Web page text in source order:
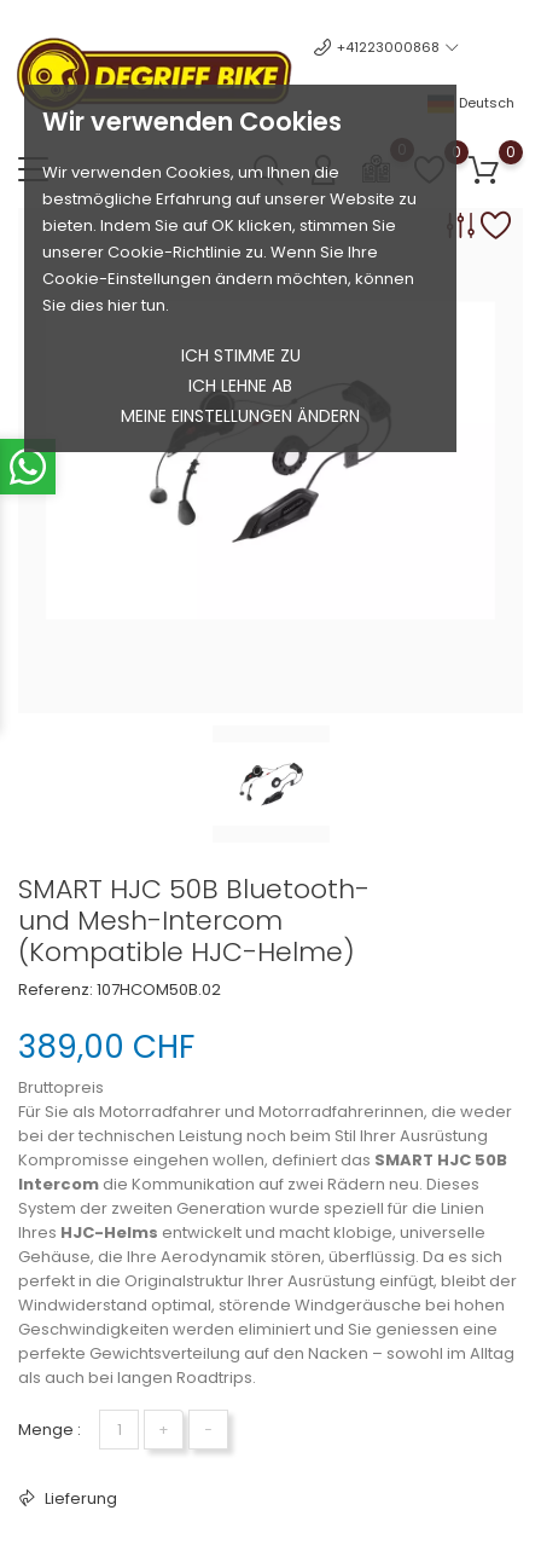
Wir verwenden Cookies
Wir verwenden Cookies, um Ihnen die
bestmögliche Erfahrung auf unserer Website zu
bieten. Indem Sie auf OK klicken, stimmen Sie
unserer Cookie-Richtlinie zu. Wenn Sie Ihre
Cookie-Einstellungen ändern möchten, können
Sie dies hier tun.
ICH STIMME ZU
ICH LEHNE AB
MEINE EINSTELLUNGEN ÄNDERN
+41223000868
Deutsch
0 0
SMART HJC 50B Bluetooth-
und Mesh-Intercom
(Kompatible HJC-Helme)
Referenz: 107HCOM50B.02
389,00 CHF
Bruttopreis
Für Sie als Motorradfahrer und Motorradfahrerinnen, die weder
bei der technischen Leistung noch beim Stil Ihrer Ausrüstung
Kompromisse eingehen wollen, definiert das SMART HJC 50B
Intercom die Kommunikation auf zwei Rädern neu. Dieses
System der zweiten Generation wurde speziell für die Linien
Ihres HJC-Helms entwickelt und macht klobige, universelle
Gehäuse, die Ihre Aerodynamik stören, überflüssig. Da es sich
perfekt in die Originalstruktur Ihrer Ausrüstung einfügt, bleibt der
Windwiderstand optimal, störende Windgeräusche bei hohen
Geschwindigkeiten werden eliminiert und Sie geniessen eine
perfekte Gewichtsverteilung auf den Nacken – sowohl im Alltag
als auch bei langen Roadtrips.
Menge : + −
Lieferung